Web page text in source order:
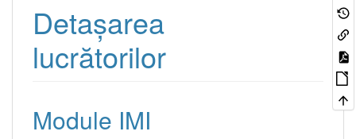
Detașarea
lucrătorilor
Module IMI